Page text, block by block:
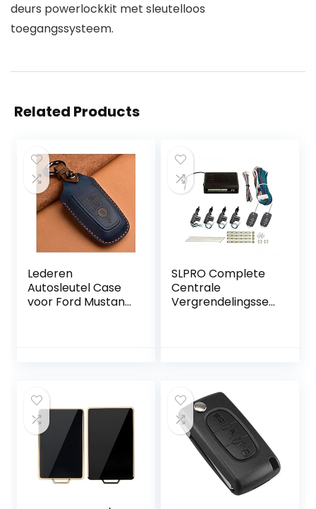
deurs powerlockkit met sleutelloos
toegangssysteem.
Related Products
Lederen
Autosleutel Case
voor Ford Mustang
SLPRO Complete
Centrale
Vergrendelingsset